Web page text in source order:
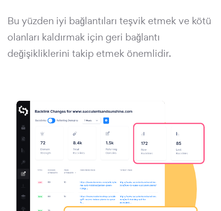
Bu yüzden iyi bağlantıları teşvik etmek ve kötü
olanları kaldırmak için geri bağlantı
değişikliklerini takip etmek önemlidir.